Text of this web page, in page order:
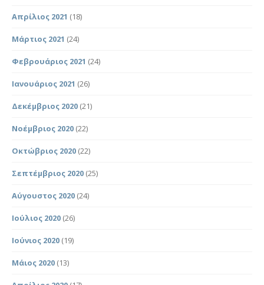
Απρίλιος 2021 (18)
Μάρτιος 2021 (24)
Φεβρουάριος 2021 (24)
Ιανουάριος 2021 (26)
Δεκέμβριος 2020 (21)
Νοέμβριος 2020 (22)
Οκτώβριος 2020 (22)
Σεπτέμβριος 2020 (25)
Αύγουστος 2020 (24)
Ιούλιος 2020 (26)
Ιούνιος 2020 (19)
Μάιος 2020 (13)